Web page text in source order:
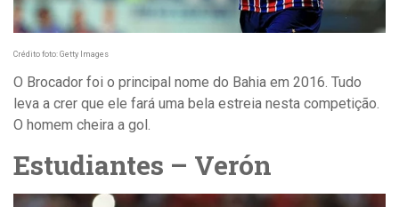
Crédito foto: Getty Images
O Brocador foi o principal nome do Bahia em 2016. Tudo
leva a crer que ele fará uma bela estreia nesta competição.
O homem cheira a gol.
Estudiantes – Verón